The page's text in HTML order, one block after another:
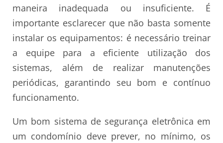
maneira inadequada ou insuficiente. É
importante esclarecer que não basta somente
instalar os equipamentos: é necessário treinar
a equipe para a eficiente utilização dos
sistemas, além de realizar manutenções
periódicas, garantindo seu bom e contínuo
funcionamento.
Um bom sistema de segurança eletrônica em
um condomínio deve prever, no mínimo, os